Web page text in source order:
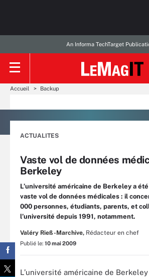
An Informa TechTarget
Accueil Backup
ACTUALITES
Vaste vol de données
Berkeley
L’université américaine de Berkeley a
vaste vol de données médicales : il
000 personnes, étudiants, parents, et
l’université depuis 1991, notamment.
Valéry Rieß-Marchive, Rédacteur en chef
Publié le: 10 mai 2009
L’université américaine de